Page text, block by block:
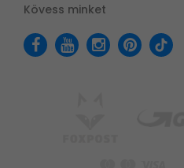
Kövess minket